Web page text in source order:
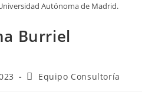
Autónoma de Madrid.
Burriel
Equipo Consultoría